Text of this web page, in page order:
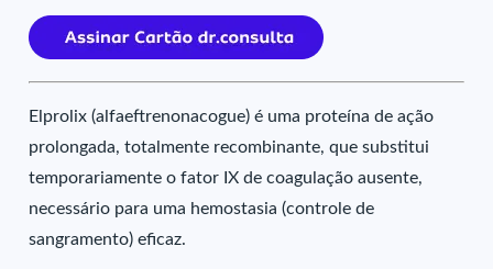
Elprolix (alfaeftrenonacogue) é uma proteína de ação
prolongada, totalmente recombinante, que substitui
temporariamente o fator IX de coagulação ausente,
necessário para uma hemostasia (controle de
sangramento) eficaz.